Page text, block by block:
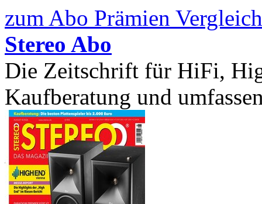
zum Abo Prämien
Stereo Abo
Die Zeitschrift für HiFi,
Kaufberatung und